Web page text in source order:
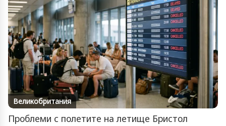
Великобритания
Проблеми с полетите на летище Бристол